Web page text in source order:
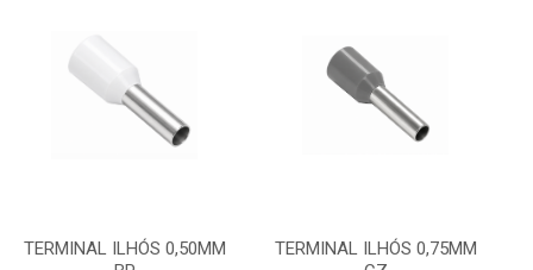
TERMINAL ILHÓS 0,50MM
TERMINAL ILHÓS 0,75MM